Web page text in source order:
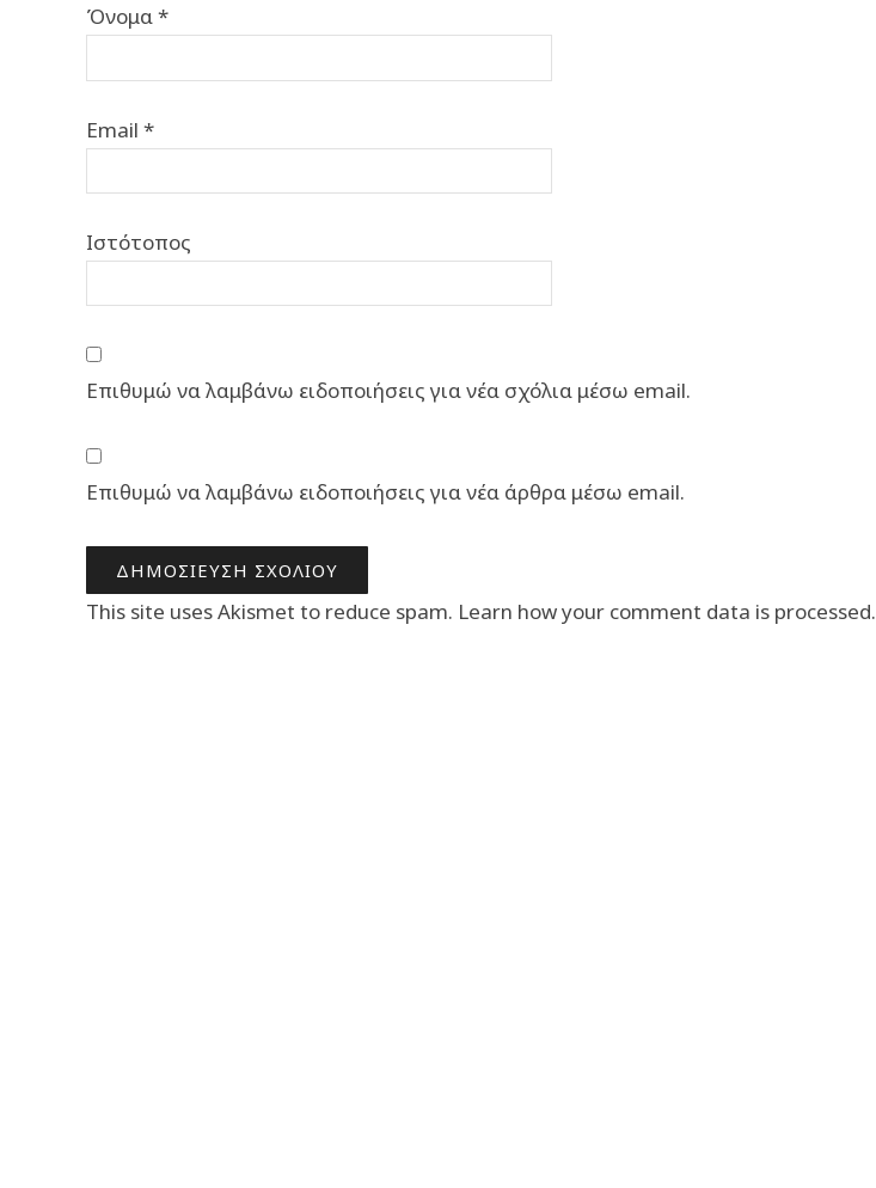
Όνομα*
Email *
Ιστότοπος
Επιθυμώ να λαμβάνω ειδοποιήσεις για νέα σχόλια μέσω email.
Επιθυμώ να λαμβάνω ειδοποιήσεις για νέα άρθρα μέσω email.
This site uses Akismet to reduce spam. Learn how your comment data is processed.